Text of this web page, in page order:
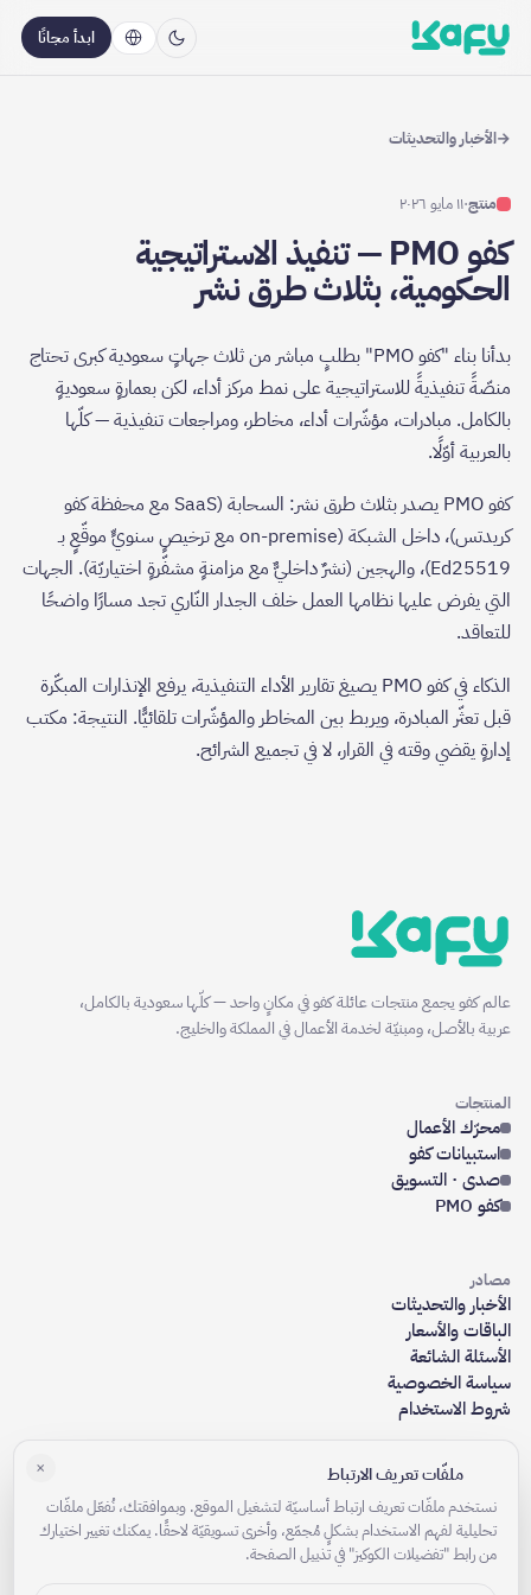
ابدأ مجانًا
←الأخبار والتحديثات
منتج·١١ مايو ٢٠٢٦
كفو PMO — تنفيذ الاستراتيجية
الحكومية، بثلاث طرق نشر
بدأنا بناء "كفو PMO" بطلبٍ مباشر من ثلاث جهاتٍ سعودية كبرى تحتاج
منصّةً تنفيذيةً للاستراتيجية على نمط مركز أداء، لكن بعمارةٍ سعوديةٍ
بالكامل. مبادرات، مؤشّرات أداء، مخاطر، ومراجعات تنفيذية — كلّها
بالعربية أوّلًا.
كفو PMO يصدر بثلاث طرق نشر: السحابة (SaaS مع محفظة كفو
كريدتس)، داخل الشبكة (on-premise مع ترخيصٍ سنويٍّ موقّعٍ بـ
Ed25519)، والهجين (نشرٌ داخليٌّ مع مزامنةٍ مشفّرةٍ اختياريّة). الجهات
التي يفرض عليها نظامها العمل خلف الجدار النّاري تجد مسارًا واضحًا
للتعاقد.
الذكاء في كفو PMO يصيغ تقارير الأداء التنفيذية، يرفع الإنذارات المبكّرة
قبل تعثّر المبادرة، ويربط بين المخاطر والمؤشّرات تلقائيًّا. النتيجة: مكتب
إدارةٍ يقضي وقته في القرار، لا في تجميع الشرائح.
عالم كفو يجمع منتجات عائلة كفو في مكانٍ واحد — كلّها سعودية بالكامل،
عربية بالأصل، ومبنيّة لخدمة الأعمال في المملكة والخليج.
المنتجات
محرّك الأعمال
استبيانات كفو
صدى · التسويق
كفو PMO
مصادر
الأخبار والتحديثات
الباقات والأسعار
الأسئلة الشائعة
سياسة الخصوصية
شروط الاستخدام
من نحن
الوظائف
تواصل معنا
× ملفّات تعريف الارتباط
نستخدم ملفّات تعريف ارتباط أساسيّة لتشغيل الموقع. وبموافقتك، نُفعّل ملفّات
تحليلية لفهم الاستخدام بشكلٍ مُجمّع، وأخرى تسويقيّة لاحقًا. يمكنك تغيير اختيارك
من رابط "تفضيلات الكوكيز" في تذييل الصفحة.